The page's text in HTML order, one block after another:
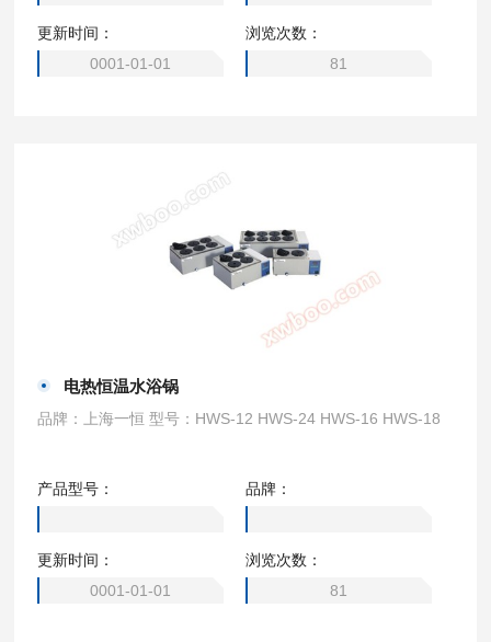
更新时间：
0001-01-01
浏览次数：
81
电热恒温水浴锅
品牌：上海一恒 型号：HWS-12 HWS-24 HWS-16 HWS-18
产品型号： 品牌：
更新时间：
0001-01-01
浏览次数：
81